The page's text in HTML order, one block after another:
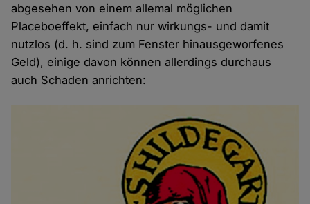
abgesehen von einem allemal möglichen
Placeboeffekt, einfach nur wirkungs- und damit
nutzlos (d. h. sind zum Fenster hinausgeworfenes
Geld), einige davon können allerdings durchaus
auch Schaden anrichten: